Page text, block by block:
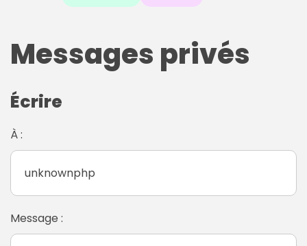
Messages privés
Écrire
À :
Message :